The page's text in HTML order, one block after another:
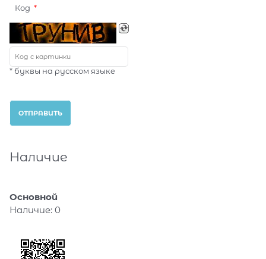
Код
* буквы на русском языке
Наличие
Основной
Наличие: 0